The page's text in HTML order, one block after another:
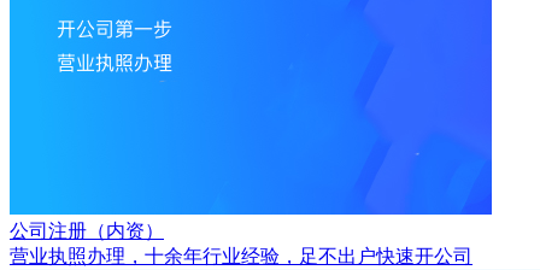
公司注册（内资）
营业执照办理，十余年行业经验，足不出户快速开公司